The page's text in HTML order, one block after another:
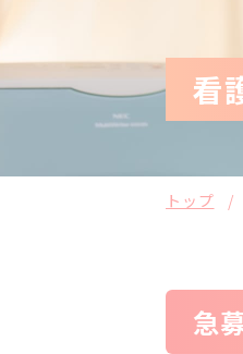
看
トップ
急